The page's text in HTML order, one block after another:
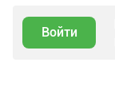
Войти